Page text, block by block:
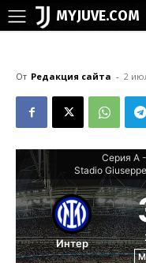
MYJUVE.COM
От Редакция сайта - 2
Серия А
Stadio
Интер